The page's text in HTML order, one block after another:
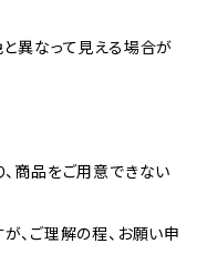
異なって見える場合が
商品をご用意できない
、ご理解の程、お願い申